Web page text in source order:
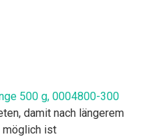
500 g, 0004800-300
damit nach längerem
möglich ist